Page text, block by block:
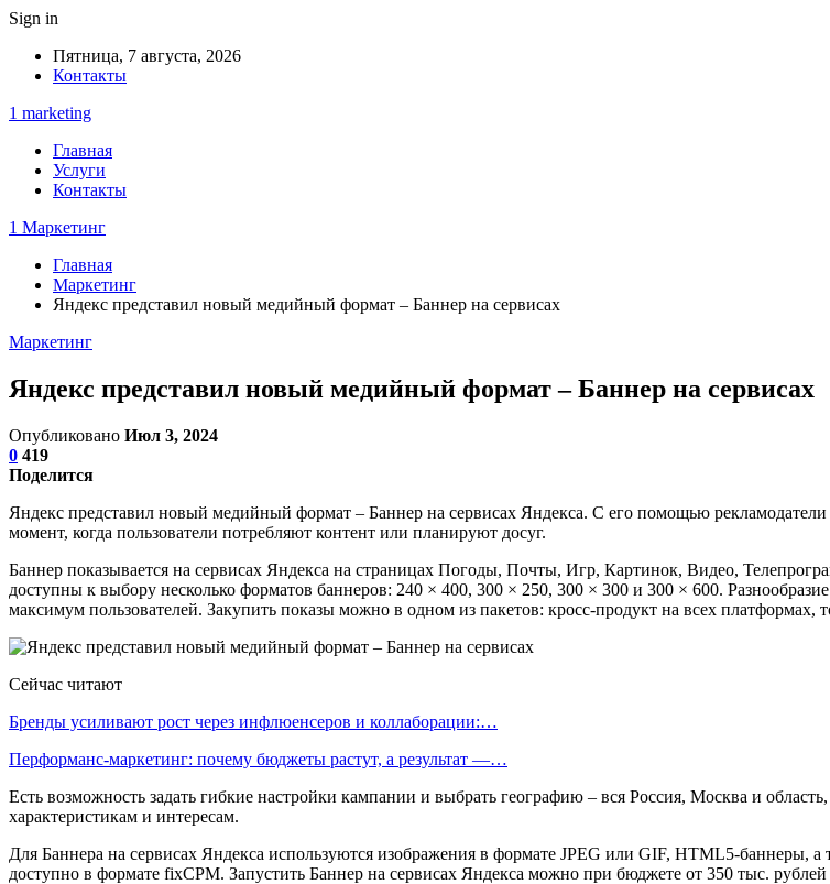
Sign in
Пятница, 7 августа, 2026
Контакты
1 marketing
Главная
Услуги
Контакты
1 Маркетинг
Главная
Маркетинг
Яндекс представил новый медийный формат – Баннер на сервисах
Маркетинг
Яндекс представил новый медийный формат – Баннер на сервисах
Опубликовано Июл 3, 2024
0 419
Поделится
Яндекс представил новый медийный формат – Баннер на сервисах Яндекса. С его помощью
момент, когда пользователи потребляют контент или планируют досуг.
Баннер показывается на сервисах Яндекса на страницах Погоды, Почты, Игр, Картинок, Видео,
доступны к выбору несколько форматов баннеров: 240 × 400, 300 × 250, 300 × 300 и 300 × 600.
максимум пользователей. Закупить показы можно в одном из пакетов: кросс-продукт на всех платформах,
Сейчас читают
Бренды усиливают рост через инфлюенсеров и коллаборации:…
Перформанс-маркетинг: почему бюджеты растут, а результат —…
Есть возможность задать гибкие настройки кампании и выбрать географию – вся Россия, Москва и
характеристикам и интересам.
Для Баннера на сервисах Яндекса используются изображения в формате JPEG или GIF, HTML5-
доступно в формате fixCPM. Запустить Баннер на сервисах Яндекса можно при бюджете от 350 тыс.